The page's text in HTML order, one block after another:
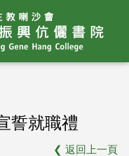
誓就職禮
❮ 返回上一頁